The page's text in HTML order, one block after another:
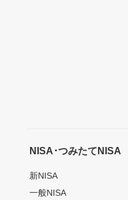
NISA･つみたてNISA
新NISA
一般NISA